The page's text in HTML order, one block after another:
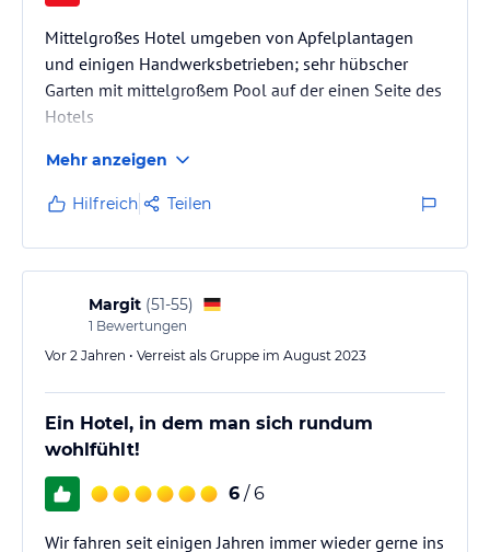
Mittelgroßes Hotel umgeben von Apfelplantagen
und einigen Handwerksbetrieben; sehr hübscher
Garten mit mittelgroßem Pool auf der einen Seite des
Hotels
Mehr anzeigen
Hilfreich Teilen
Margit (51-55)
1 Bewertungen
Vor 2 Jahren • Verreist als Gruppe im August 2023
Ein Hotel, in dem man sich rundum
wohlfühlt!
6 / 6
Wir fahren seit einigen Jahren immer wieder gerne ins